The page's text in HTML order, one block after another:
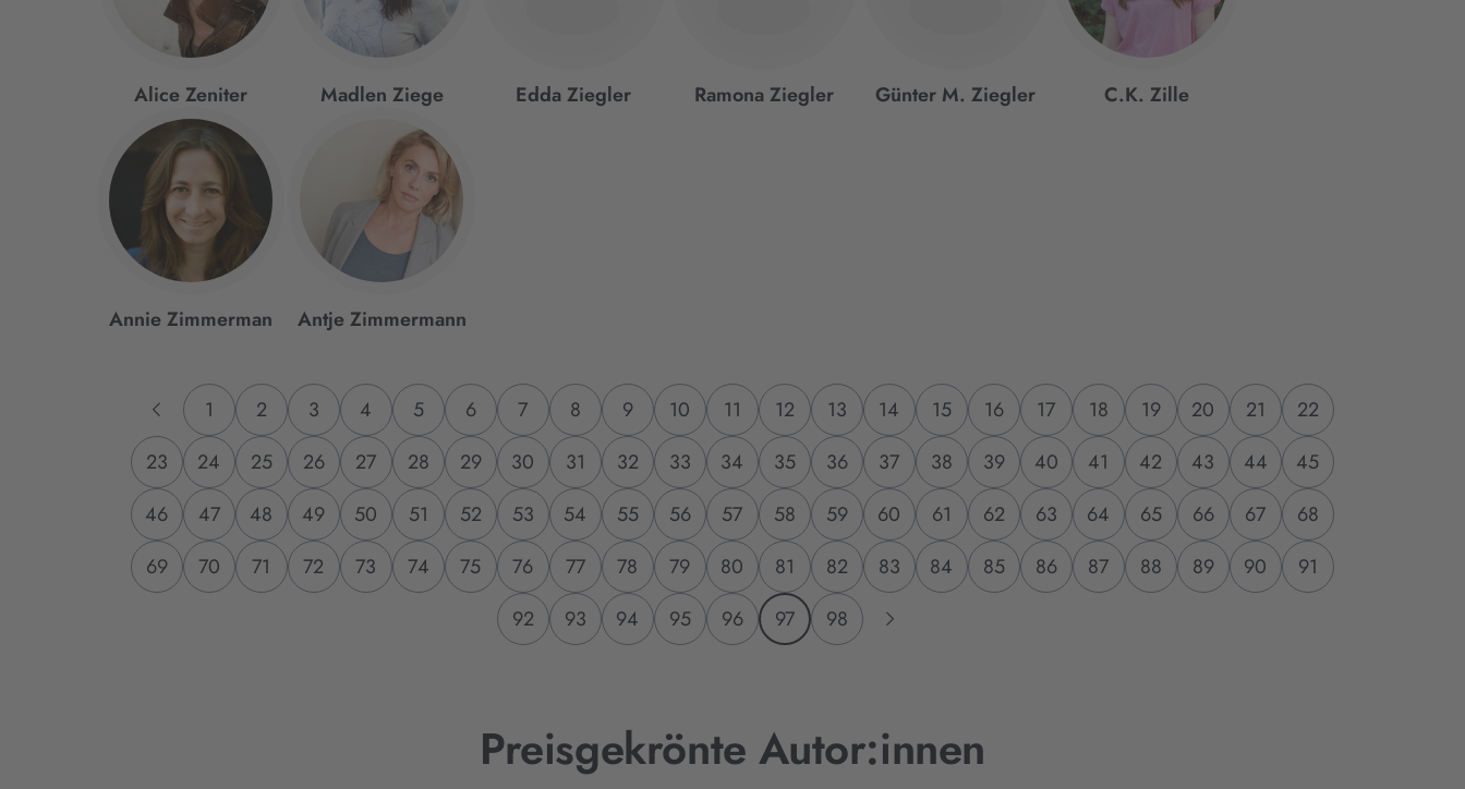
Alice Zeniter Madlen Ziege Edda Ziegler Ramona Ziegler Günter M. Ziegler C.K. Zille
Annie Zimmerman Antje Zimmermann
1 2 3 4 5 6 7 8 9 10 11 12 13 14 15 16 17 18 19 20 21
22
23
24 25 26 27 28 29 30 31 32 33 34 35 36 37 38 39 40 41 42 43 44
45
46
47 48 49 50 51 52 53 54 55 56 57 58 59 60 61 62 63 64 65 66 67
68
69
70 71 72 73 74 75 76 77 78 79 80 81 82 83 84 85 86 87 88 89 90
91
92
93 94 95 96 97 98
Preisgekrönte Autor:innen